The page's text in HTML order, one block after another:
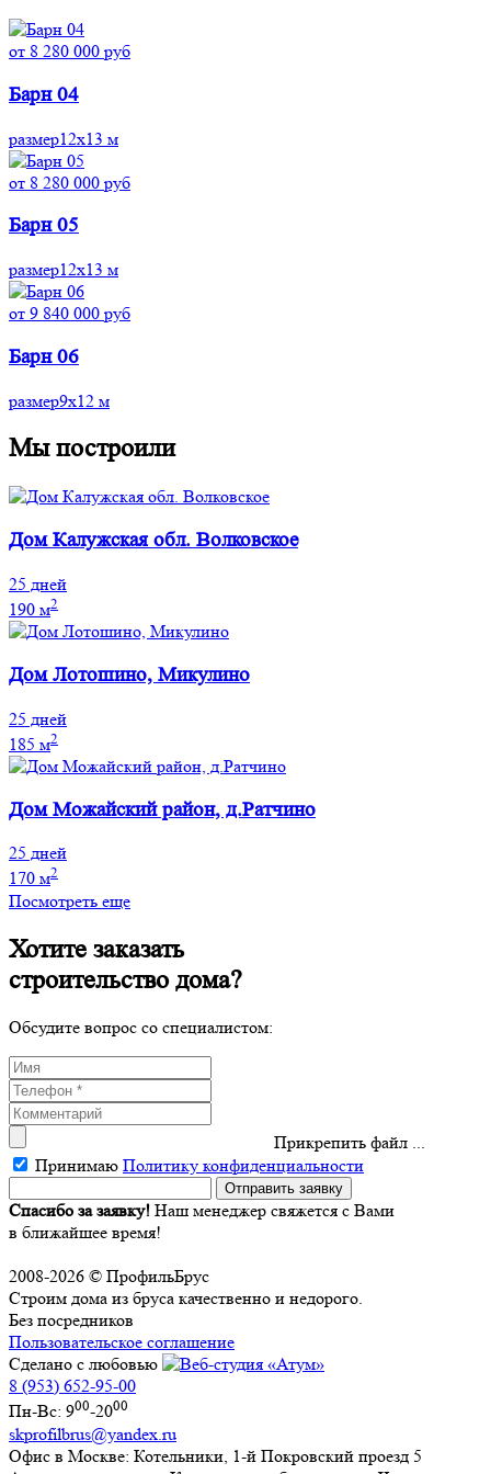
от 8 280 000 руб
Барн 04
размер12x13 м
от 8 280 000 руб
Барн 05
размер12x13 м
от 9 840 000 руб
Барн 06
размер9x12 м
Мы построили
Дом Калужская обл. Волковское
25 дней
190 м2
Дом Лотошино, Микулино
25 дней
185 м2
Дом Можайский район, д.Ратчино
25 дней
170 м2
Посмотреть еще
Хотите заказать
строительство дома?
Обсудите вопрос со специалистом:
Прикрепить файл ...
Принимаю Политику конфиденциальности
Спасибо за заявку! Наш менеджер свяжется с Вами
в ближайшее время!
2008-2026 © ПрофильБрус
Строим дома из бруса качественно и недорого.
Без посредников
Пользовательское соглашение
Сделано с любовью
8 (953) 652-95-00
Пн-Вс: 900-2000
skprofilbrus@yandex.ru
Офис в Москве: Котельники, 1-й Покровский проезд 5